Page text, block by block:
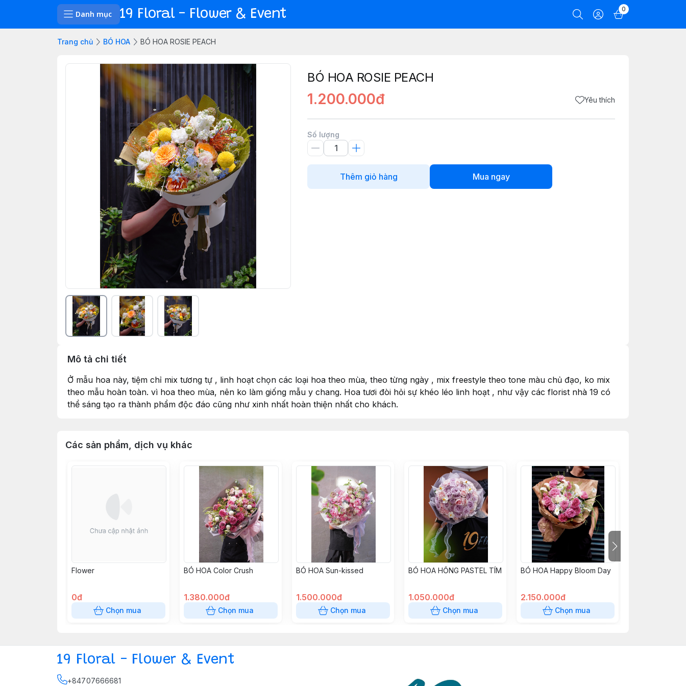
Danh mục 19 Floral - Flower & Event 0
Trang chủ BÓ HOA BÓ HOA ROSIE PEACH
BÓ HOA ROSIE PEACH
1.200.000đ Yêu thích
Số lượng
Thêm giỏ hàng Mua ngay
Mô tả chi tiết
Ở mẫu hoa này, tiệm chỉ mix tương tự , linh hoạt chọn các loại hoa theo mùa, theo từng ngày , mix freestyle theo tone màu chủ đạo, ko mix
theo mẫu hoàn toàn. vì hoa theo mùa, nên ko làm giống mẫu y chang. Hoa tươi đòi hỏi sự khéo léo linh hoạt , như vậy các florist nhà 19 có
thể sáng tạo ra thành phẩm độc đáo cũng như xinh nhất hoàn thiện nhất cho khách.
Các sản phẩm, dịch vụ khác
Flower
0đ
Chọn mua
BÓ HOA Color Crush
1.380.000đ
Chọn mua
BÓ HOA Sun-kissed
1.500.000đ
Chọn mua
BÓ HOA HỒNG PASTEL TÍM
1.050.000đ
Chọn mua
BÓ HOA Happy Bloom Day
2.150.000đ
Chọn mua
19 Floral - Flower & Event
+84707666681